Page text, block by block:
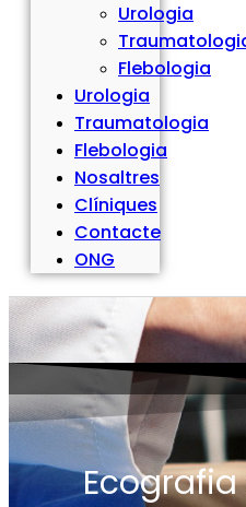
Urologia
Flebologia
Urologia
Traumatologia
Flebologia
Nosaltres
Clíniques
Contacte
ONG